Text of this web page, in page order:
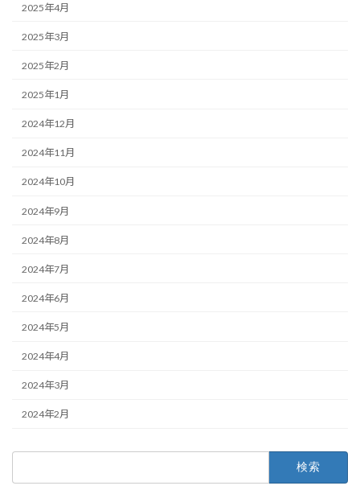
2025年4月
2025年3月
2025年2月
2025年1月
2024年12月
2024年11月
2024年10月
2024年9月
2024年8月
2024年7月
2024年6月
2024年5月
2024年4月
2024年3月
2024年2月